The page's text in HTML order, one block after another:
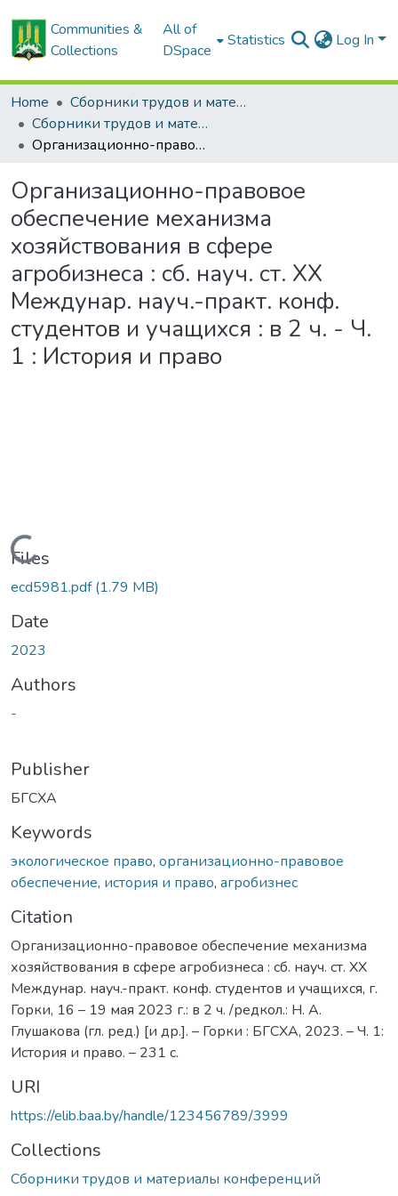
Communities &
Collections
All of
DSpace
Statistics Log In
Home
Сборники трудов и материалов конференций
Сборники трудов и материалы конференций студентов
Организационно-правовое обеспечение механизма хозяйствования в сфере агробизнеса : сб. науч. ст. XX Междунар. науч.-практ. конф. студентов и учащихся : в 2 ч. - Ч. 1 : История и право
Организационно-правовое
обеспечение механизма
хозяйствования в сфере
агробизнеса : сб. науч. ст. XX
Междунар. науч.-практ. конф.
студентов и учащихся : в 2 ч. - Ч.
1 : История и право
Loading...
Files
ecd5981.pdf(1.79 MB)
Date
2023
Authors
-
Publisher
БГСХА
Keywords
экологическое право, организационно-правовое
обеспечение, история и право, агробизнес
Citation
Организационно-правовое обеспечение механизма
хозяйствования в сфере агробизнеса : сб. науч. ст. XX
Междунар. науч.-практ. конф. студентов и учащихся, г.
Горки, 16 – 19 мая 2023 г.: в 2 ч. /редкол.: Н. А.
Глушакова (гл. ред.) [и др.]. – Горки : БГСХА, 2023. – Ч. 1:
История и право. – 231 с.
URI
https://elib.baa.by/handle/123456789/3999
Collections
Сборники трудов и материалы конференций